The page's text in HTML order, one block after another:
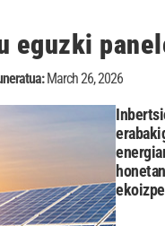
eguzki
March 26, 2026